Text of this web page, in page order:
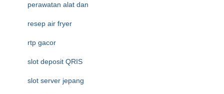
perawatan alat dan
resep air fryer
rtp gacor
slot deposit QRIS
slot server jepang